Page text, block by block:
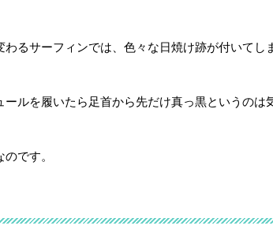
るサーフィンでは、色々な日焼け跡が付いてし
ルを履いたら足首から先だけ真っ黒というのは
です。